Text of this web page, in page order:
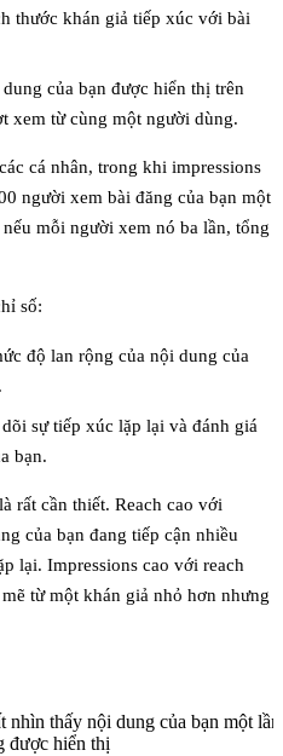
thước khán giả tiếp xúc với bài
của bạn được hiển thị trên
xem từ cùng một người dùng.
cá nhân, trong khi impressions
người xem bài đăng của bạn một
mỗi người xem nó ba lần, tổng
số:
độ lan rộng của nội dung của
sự tiếp xúc lặp lại và đánh giá
bạn.
rất cần thiết. Reach cao với
của bạn đang tiếp cận nhiều
lại. Impressions cao với reach
từ một khán giả nhỏ hơn nhưng
thấy nội dung của bạn một lần
được hiển thị